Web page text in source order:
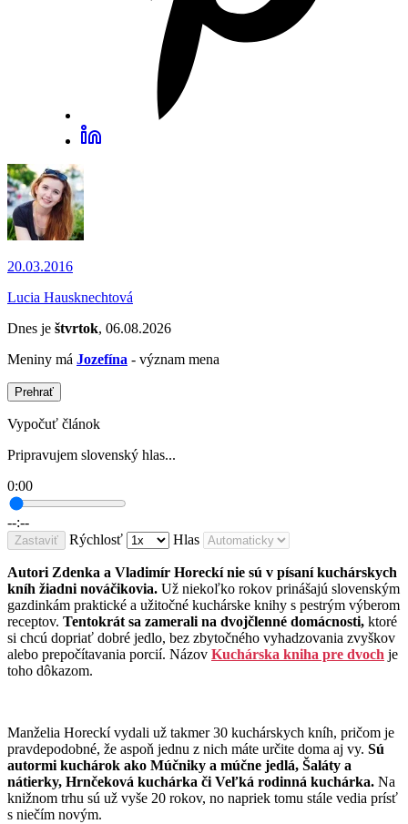
20.03.2016
Lucia Hausknechtová
Dnes je štvrtok, 06.08.2026
Meniny má Jozefína - význam mena
Prehrať
Vypočuť článok
Pripravujem slovenský hlas...
0:00
--:--
Zastaviť Rýchlosť Hlas
Autori Zdenka a Vladimír Horeckí nie sú v písaní kuchárskych
kníh žiadni nováčikovia. Už niekoľko rokov prinášajú slovenským
gazdinkám praktické a užitočné kuchárske knihy s pestrým výberom
receptov. Tentokrát sa zamerali na dvojčlenné domácnosti, ktoré
si chcú dopriať dobré jedlo, bez zbytočného vyhadzovania zvyškov
alebo prepočítavania porcií. Názov Kuchárska kniha pre dvoch je
toho dôkazom.
Manželia Horeckí vydali už takmer 30 kuchárskych kníh, pričom je
pravdepodobné, že aspoň jednu z nich máte určite doma aj vy. Sú
autormi kuchárok ako Múčniky a múčne jedlá, Šaláty a
nátierky, Hrnčeková kuchárka či Veľká rodinná kuchárka. Na
knižnom trhu sú už vyše 20 rokov, no napriek tomu stále vedia prísť
s niečím novým.